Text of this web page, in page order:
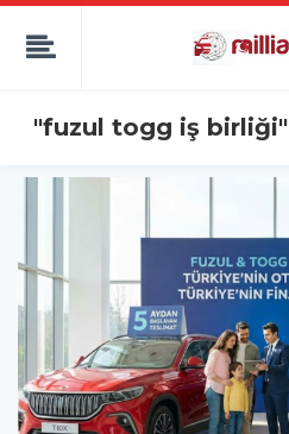
"fuzul togg iş birliği"